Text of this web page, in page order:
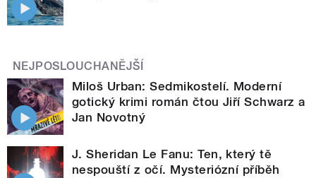
NEJPOSLOUCHANĚJŠÍ
Miloš Urban: Sedmikostelí. Moderní
gotický krimi román čtou Jiří Schwarz a
Jan Novotný
J. Sheridan Le Fanu: Ten, který tě
nespouští z očí. Mysteriózní příběh